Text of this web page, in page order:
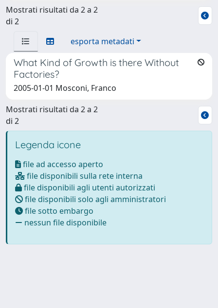
Mostrati risultati da 2 a 2
di 2
esporta metadati
What Kind of Growth is there Without
Factories?
2005-01-01 Mosconi, Franco
Mostrati risultati da 2 a 2
di 2
Legenda icone
file ad accesso aperto
file disponibili sulla rete interna
file disponibili agli utenti autorizzati
file disponibili solo agli amministratori
file sotto embargo
nessun file disponibile